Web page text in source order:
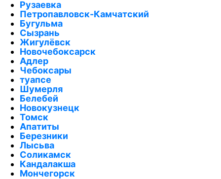
Рузаевка
Петропавловск-Камчатский
Бугульма
Сызрань
Жигулёвск
Новочебоксарск
Адлер
Чебоксары
туапсе
Шумерля
Белебей
Новокузнецк
Томск
Апатиты
Березники
Лысьва
Соликамск
Кандалакша
Мончегорск